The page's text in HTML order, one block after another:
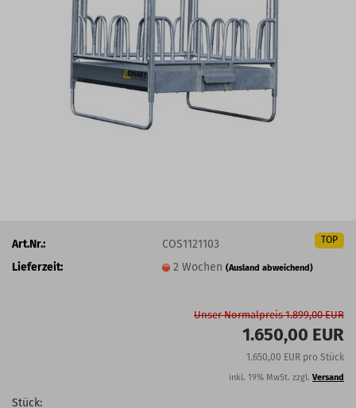
TOP
Art.Nr.:
COS1121103
Lieferzeit:
2 Wochen(Ausland abweichend)
Unser Normalpreis 1.899,00 EUR
1.650,00 EUR
1.650,00 EUR pro Stück
inkl. 19% MwSt. zzgl. Versand
Stück: